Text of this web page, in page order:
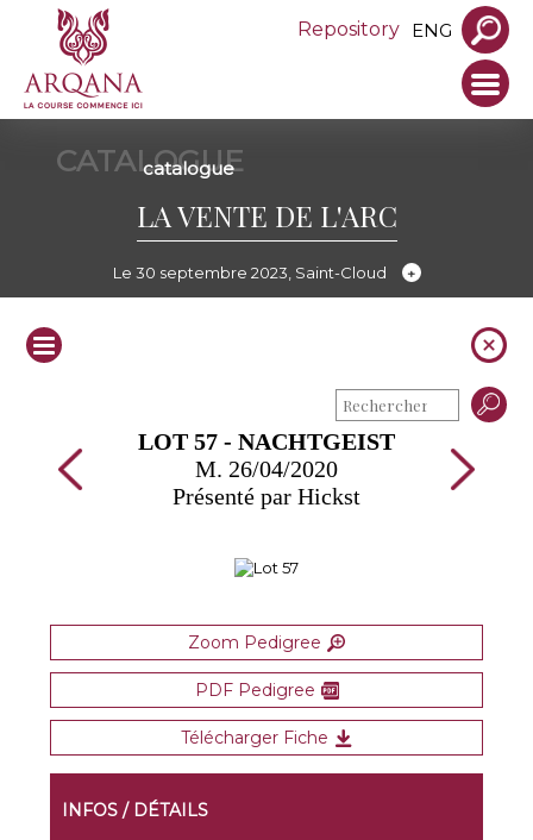
Repository ENG
CATALOGUE
catalogue
LA VENTE DE L'ARC
Le 30 septembre 2023, Saint-Cloud
LOT 57 - NACHTGEIST
M. 26/04/2020
Présenté par Hickst
Zoom Pedigree
PDF Pedigree
Télécharger Fiche
INFOS / DÉTAILS